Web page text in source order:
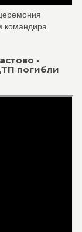
командира
-
погибли